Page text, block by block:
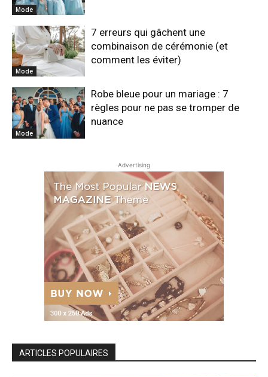
Mode
Mode
7 erreurs qui gâchent une
combinaison de cérémonie (et
comment les éviter)
Mode
Robe bleue pour un mariage : 7
règles pour ne pas se tromper de
nuance
Advertising
ARTICLES POPULAIRES